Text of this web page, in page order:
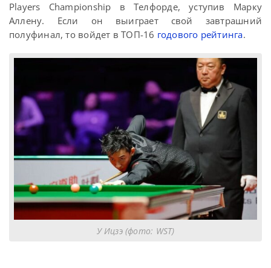
Players Championship в Телфорде, уступив Марку
Аллену. Если он выиграет свой завтрашний
полуфинал, то войдет в ТОП-16 годового рейтинга.
У Ицзэ (фото: WST)